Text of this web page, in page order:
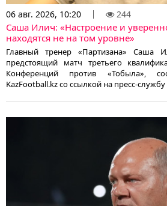
06 авг. 2026, 10:20 244
Саша Илич: «Настроение и
находятся не на том уровне»
Главный тренер «Партизана» Саша
предстоящий матч третьего
Конференций против «Тобыла»,
KazFootball.kz со ссылкой на пресс-